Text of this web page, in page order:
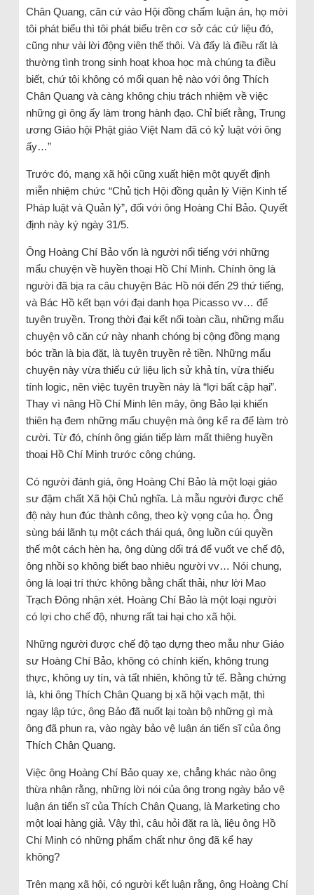
Chân Quang, căn cứ vào Hội đồng chấm luận án, họ mời
tôi phát biểu thì tôi phát biểu trên cơ sở các cứ liệu đó,
cũng như vài lời động viên thế thôi. Và đấy là điều rất là
thường tình trong sinh hoạt khoa học mà chúng ta điều
biết, chứ tôi không có mối quan hệ nào với ông Thích
Chân Quang và càng không chịu trách nhiệm về việc
những gì ông ấy làm trong hành đạo. Chỉ biết rằng, Trung
ương Giáo hội Phật giáo Việt Nam đã có kỷ luật với ông
ấy…”
Trước đó, mạng xã hội cũng xuất hiện một quyết định
miễn nhiệm chức “Chủ tịch Hội đồng quản lý Viện Kinh tế
Pháp luật và Quản lý”, đối với ông Hoàng Chí Bảo. Quyết
định này ký ngày 31/5.
Ông Hoàng Chí Bảo vốn là người nổi tiếng với những
mẩu chuyện về huyền thoại Hồ Chí Minh. Chính ông là
người đã bịa ra câu chuyện Bác Hồ nói đến 29 thứ tiếng,
và Bác Hồ kết bạn với đại danh họa Picasso vv… để
tuyên truyền. Trong thời đại kết nối toàn cầu, những mẩu
chuyện vô căn cứ này nhanh chóng bị cộng đồng mạng
bóc trần là bịa đặt, là tuyên truyền rẻ tiền. Những mẩu
chuyện này vừa thiếu cứ liệu lịch sử khả tín, vừa thiếu
tính logic, nên việc tuyên truyền này là “lợi bất cập hại”.
Thay vì nâng Hồ Chí Minh lên mây, ông Bảo lại khiến
thiên hạ đem những mẩu chuyện mà ông kể ra để làm trò
cười. Từ đó, chính ông gián tiếp làm mất thiêng huyền
thoại Hồ Chí Minh trước công chúng.
Có người đánh giá, ông Hoàng Chí Bảo là một loại giáo
sư đậm chất Xã hội Chủ nghĩa. Là mẫu người được chế
độ này hun đúc thành công, theo kỳ vọng của họ. Ông
sùng bái lãnh tụ một cách thái quá, ông luồn cúi quyền
thế một cách hèn hạ, ông dùng dối trá để vuốt ve chế độ,
ông nhồi sọ không biết bao nhiêu người vv… Nói chung,
ông là loại trí thức không bằng chất thải, như lời Mao
Trạch Đông nhận xét. Hoàng Chí Bảo là một loại người
có lợi cho chế độ, nhưng rất tai hại cho xã hội.
Những người được chế độ tạo dựng theo mẫu như Giáo
sư Hoàng Chí Bảo, không có chính kiến, không trung
thực, không uy tín, và tất nhiên, không tử tế. Bằng chứng
là, khi ông Thích Chân Quang bị xã hội vạch mặt, thì
ngay lập tức, ông Bảo đã nuốt lại toàn bộ những gì mà
ông đã phun ra, vào ngày bảo vệ luận án tiến sĩ của ông
Thích Chân Quang.
Việc ông Hoàng Chí Bảo quay xe, chẳng khác nào ông
thừa nhận rằng, những lời nói của ông trong ngày bảo vệ
luận án tiến sĩ của Thích Chân Quang, là Marketing cho
một loại hàng giả. Vậy thì, câu hỏi đặt ra là, liệu ông Hồ
Chí Minh có những phẩm chất như ông đã kể hay
không?
Trên mạng xã hội, có người kết luận rằng, ông Hoàng Chí